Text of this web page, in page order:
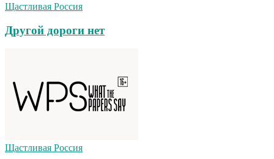
Щастливая Россия
Другой дороги нет
Щастливая Россия